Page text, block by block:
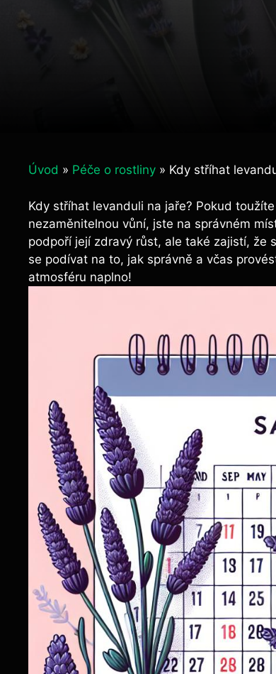
Úvod » Péče o rostliny » Kdy stříhat
Kdy stříhat levanduli na jaře? Pokud
nezaměnitelnou vůní, jste na správném
podpoří její zdravý růst, ale také zajistí, že
se podívat na to, jak správně a včas
atmosféru naplno!